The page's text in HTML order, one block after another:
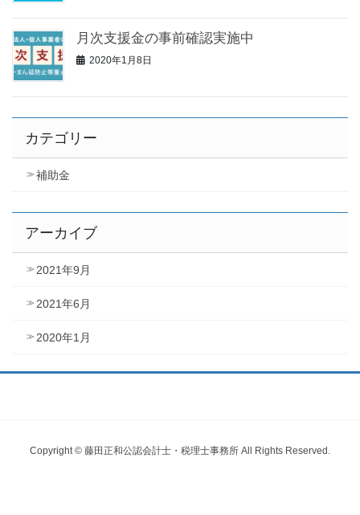
月次支援金の事前確認実施中
2020年1月8日
カテゴリー
補助金
アーカイブ
2021年9月
2021年6月
2020年1月
Copyright © 藤田正和公認会計士・税理士事務所 All Rights Reserved.